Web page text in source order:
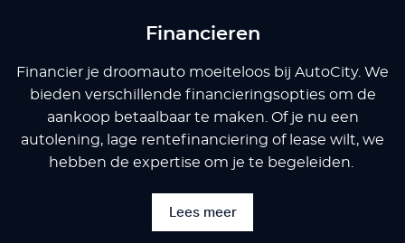
Financieren
Financier je droomauto moeiteloos bij AutoCity. We
bieden verschillende financieringsopties om de
aankoop betaalbaar te maken. Of je nu een
autolening, lage rentefinanciering of lease wilt, we
hebben de expertise om je te begeleiden.
Lees meer